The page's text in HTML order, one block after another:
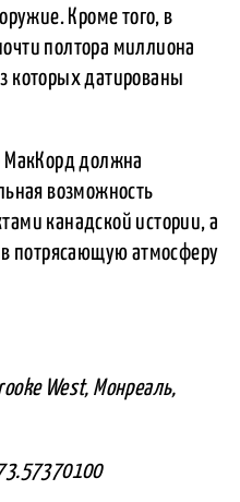
Кроме того, в
полтора миллиона
которых датированы
МакКорд должна
возможность
канадской истории, а
в потрясающую атмосферу
West, Монреаль,